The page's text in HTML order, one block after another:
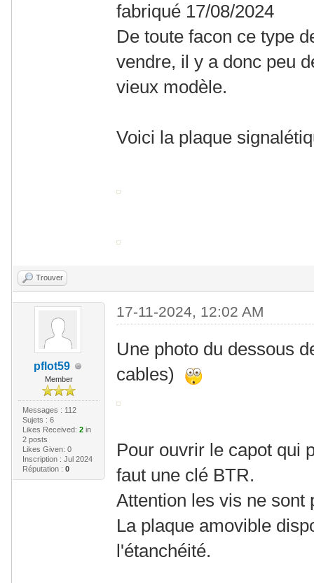
fabriqué 17/08/2024
De toute facon ce type
vendre, il y a donc peu
vieux modèle.
Voici la plaque
Trouver
pflot59
Member
Messages : 112
Sujets : 6
Likes Received: 2in
2 posts
Likes Given: 0
Inscription : Jul 2024
Réputation : 0
17-11-2024, 12:02 AM
Une photo du dessous
cables)
Pour ouvrir le capot qui
faut une clé BTR.
Attention les vis ne sont
La plaque amovible
l'étanchéité.